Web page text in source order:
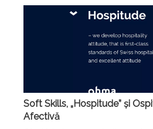
Soft Skills, „Hospitude” și
Afectivă